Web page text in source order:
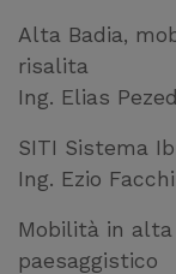
Alta Badia,
risalita
Ing. Elias
SITI Sistema
Ing. Ezio
Mobilità in
paesaggistico